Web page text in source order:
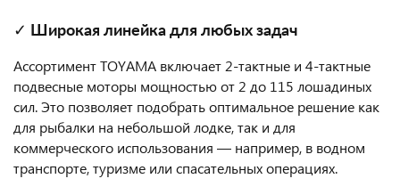
✓ Широкая линейка для любых задач
Ассортимент TOYAMA включает 2-тактные и 4-тактные
подвесные моторы мощностью от 2 до 115 лошадиных
сил. Это позволяет подобрать оптимальное решение как
для рыбалки на небольшой лодке, так и для
коммерческого использования — например, в водном
транспорте, туризме или спасательных операциях.